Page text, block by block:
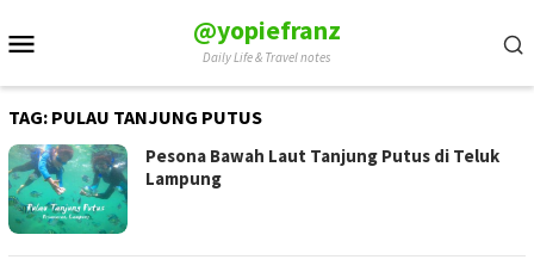
to
@yopiefranz
Daily Life & Travel notes
TAG: PULAU TANJUNG PUTUS
Pesona Bawah Laut Tanjung Putus di Teluk
Lampung